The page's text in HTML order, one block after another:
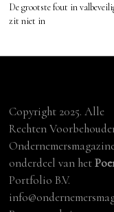
De grootste fout in
zit niet in
Copyright 2025. Alle
Rechten
onderdeel van het
Portfolio B.V.